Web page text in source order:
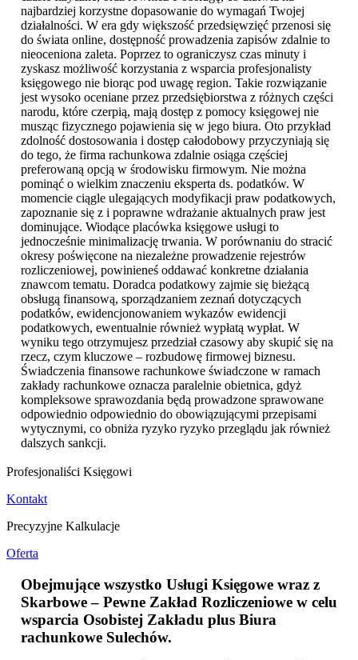
najbardziej korzystne dopasowanie do wymagań Twojej
działalności. W era gdy większość przedsięwzięć przenosi się
do świata online, dostępność prowadzenia zapisów zdalnie to
nieoceniona zaleta. Poprzez to ograniczysz czas minuty i
zyskasz możliwość korzystania z wsparcia profesjonalisty
księgowego nie biorąc pod uwagę region. Takie rozwiązanie
jest wysoko oceniane przez przedsiębiorstwa z różnych części
narodu, które czerpią, mają dostęp z pomocy księgowej nie
musząc fizycznego pojawienia się w jego biura. Oto przykład
zdolność dostosowania i dostęp całodobowy przyczyniają się
do tego, że firma rachunkowa zdalnie osiąga częściej
preferowaną opcją w środowisku firmowym. Nie można
pominąć o wielkim znaczeniu eksperta ds. podatków. W
momencie ciągle ulegających modyfikacji praw podatkowych,
zapoznanie się z i poprawne wdrażanie aktualnych praw jest
dominujące. Wiodące placówka księgowe usługi to
jednocześnie minimalizację trwania. W porównaniu do stracić
okresy poświęcone na niezależne prowadzenie rejestrów
rozliczeniowej, powinieneś oddawać konkretne działania
znawcom tematu. Doradca podatkowy zajmie się bieżącą
obsługą finansową, sporządzaniem zeznań dotyczących
podatków, ewidencjonowaniem wykazów ewidencji
podatkowych, ewentualnie również wypłatą wypłat. W
wyniku tego otrzymujesz przedział czasowy aby skupić się na
rzecz, czym kluczowe – rozbudowę firmowej biznesu.
Świadczenia finansowe rachunkowe świadczone w ramach
zakłady rachunkowe oznacza paralelnie obietnica, gdyż
kompleksowe sprawozdania będą prowadzone sprawowane
odpowiednio odpowiednio do obowiązującymi przepisami
wytycznymi, co obniża ryzyko ryzyko przeglądu jak również
dalszych sankcji.
Profesjonaliści Księgowi
Kontakt
Precyzyjne Kalkulacje
Oferta
Obejmujące wszystko Usługi Księgowe wraz z
Skarbowe – Pewne Zakład Rozliczeniowe w celu
wsparcia Osobistej Zakładu plus Biura
rachunkowe Sulechów.